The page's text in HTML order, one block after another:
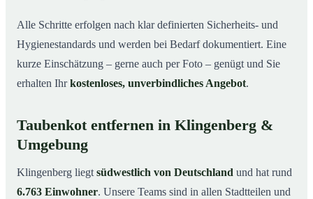
Alle Schritte erfolgen nach klar definierten Sicherheits- und
Hygienestandards und werden bei Bedarf dokumentiert. Eine
kurze Einschätzung – gerne auch per Foto – genügt und Sie
erhalten Ihrkostenloses, unverbindliches Angebot.
Taubenkot entfernen in Klingenberg &
Umgebung
Klingenberg liegt südwestlich von Deutschland und hat rund
6.763 Einwohner. Unsere Teams sind in allen Stadtteilen und